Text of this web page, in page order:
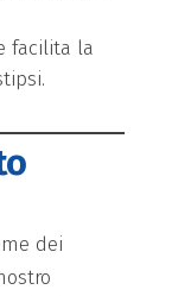
facilita la
dei